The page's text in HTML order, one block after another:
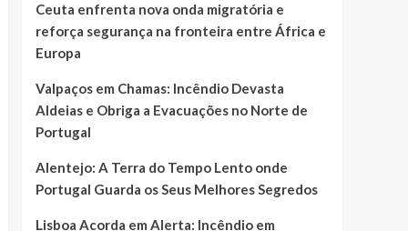
Ceuta enfrenta nova onda migratória e
reforça segurança na fronteira entre África e
Europa
Valpaços em Chamas: Incêndio Devasta
Aldeias e Obriga a Evacuações no Norte de
Portugal
Alentejo: A Terra do Tempo Lento onde
Portugal Guarda os Seus Melhores Segredos
Lisboa Acorda em Alerta: Incêndio em